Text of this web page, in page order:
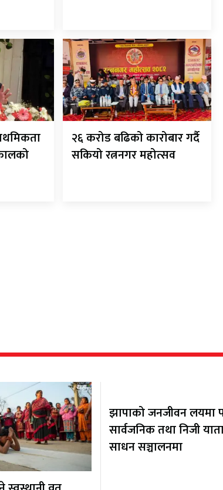
२६ करोड बढिको कारोबार गर्दै
सकियो रत्ननगर महोत्सव
झापाको जनजीवन लयमा
सार्वजनिक तथा निजी
साधन सञ्चालनमा